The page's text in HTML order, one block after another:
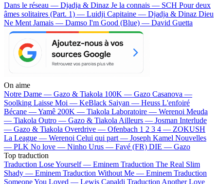
Dans le réseau — Djadja & Dinaz Je la connais — SCH Pour deux
âmes solitaires (Part. 1) — Luidji Capitaine — Djadja & Dinaz Dieu
Ne Ment Jamais — Damso I'm Good (Blue) — David Guetta
On aime
Notre Dame — Gazo & Tiakola 100K — Gazo Casanova —
Soolking Laisse Moi — KeBlack Saiyan — Heuss L'enfoiré
Bécane —Yamê 200K — Tiakola Laboratoire — Werenoi Meuda
— Tiakola Outro — Gazo & Tiakola Ailleurs — Josman Interlude
— Gazo & Tiakola Overdrive — Ofenbach 1 2 3 4 — ZOKUSH
La League — Werenoi Celui qui part — Joseph Kamel Nouvelles
— PLK No love — Ninho Urus — Favé (FR) DIE — Gazo
Top traduction
Traduction Lose Yourself — Eminem Traduction The Real Slim
Shady — Eminem Traduction Without Me — Eminem Traduction
Someone You Loved — Lewis Capaldi Traduction Another Love